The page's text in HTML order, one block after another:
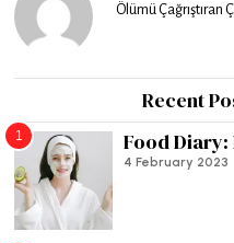
Ölümü Çağrıştıran
Recent
1 Food Diary:
4 February 2023